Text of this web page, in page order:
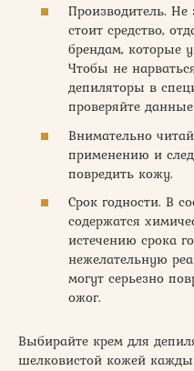
Производитель. Не
стоит средство,
брендам, которые
Чтобы не
депиляторы в
проверяйте
Внимательно
применению и
повредить кожу.
Срок годности. В
содержатся
истечению срока
нежелательную
могут серьезно
ожог.
Выбирайте крем для
шелковистой кожей